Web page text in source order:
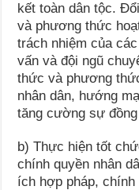
kết toàn dân tộc.
và phương thức
trách nhiệm của
vấn và đội ngũ
thức và phương
nhân dân, hướng
tăng cường sự
b) Thực hiện tốt
chính quyền nhân
ích hợp pháp, chính